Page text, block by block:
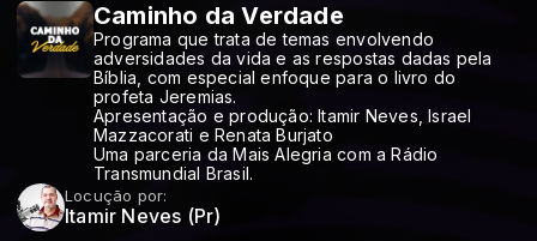
Caminho da Verdade
Programa que trata de temas envolvendo
adversidades da vida e as respostas dadas pela
Bíblia, com especial enfoque para o livro do
profeta Jeremias.
Apresentação e produção: Itamir Neves, Israel
Mazzacorati e Renata Burjato
Uma parceria da Mais Alegria com a Rádio
Transmundial Brasil.
Locução por:
Itamir Neves (Pr)